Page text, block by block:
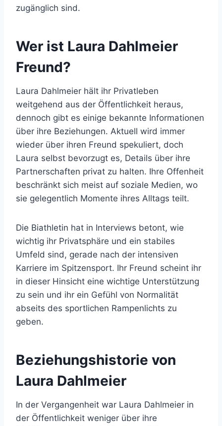
zugänglich sind.
Wer ist Laura Dahlmeier
Freund?
Laura Dahlmeier hält ihr Privatleben
weitgehend aus der Öffentlichkeit heraus,
dennoch gibt es einige bekannte Informationen
über ihre Beziehungen. Aktuell wird immer
wieder über ihren Freund spekuliert, doch
Laura selbst bevorzugt es, Details über ihre
Partnerschaften privat zu halten. Ihre Offenheit
beschränkt sich meist auf soziale Medien, wo
sie gelegentlich Momente ihres Alltags teilt.
Die Biathletin hat in Interviews betont, wie
wichtig ihr Privatsphäre und ein stabiles
Umfeld sind, gerade nach der intensiven
Karriere im Spitzensport. Ihr Freund scheint ihr
in dieser Hinsicht eine wichtige Unterstützung
zu sein und ihr ein Gefühl von Normalität
abseits des sportlichen Rampenlichts zu
geben.
Beziehungshistorie von
Laura Dahlmeier
In der Vergangenheit war Laura Dahlmeier in
der Öffentlichkeit weniger über ihre